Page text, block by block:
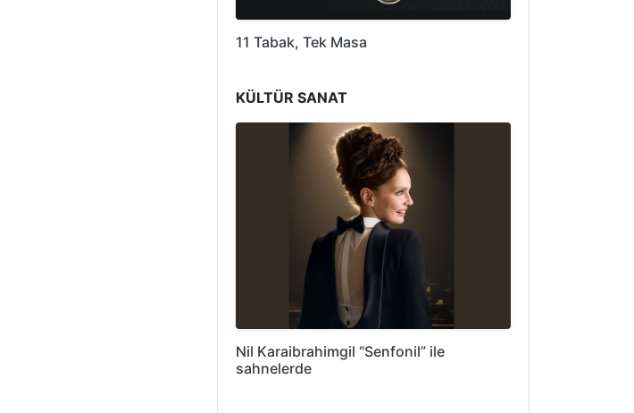
11 Tabak, Tek Masa
KÜLTÜR SANAT
Nil Karaibrahimgil “Senfonil” ile
sahnelerde